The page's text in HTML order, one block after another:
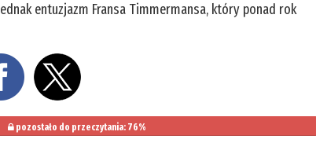
entuzjazm Fransa Timmermansa, który ponad rok
pozostało do przeczytania: 76%